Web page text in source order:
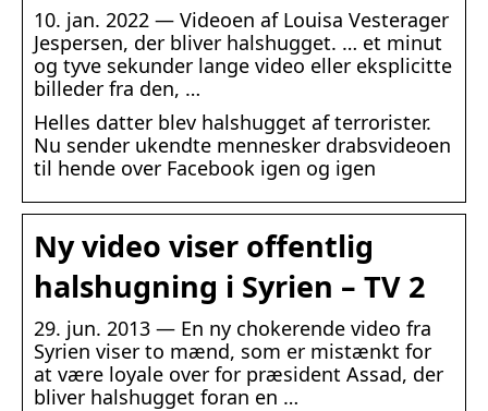
10. jan. 2022 — Videoen af Louisa Vesterager
Jespersen, der bliver halshugget. … et minut
og tyve sekunder lange video eller eksplicitte
billeder fra den, …
Helles datter blev halshugget af terrorister.
Nu sender ukendte mennesker drabsvideoen
til hende over Facebook igen og igen
Ny video viser offentlig
halshugning i Syrien – TV 2
29. jun. 2013 — En ny chokerende video fra
Syrien viser to mænd, som er mistænkt for
at være loyale over for præsident Assad, der
bliver halshugget foran en …